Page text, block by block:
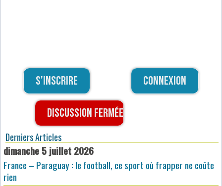
S'inscrire Connexion
Discussion fermée
Derniers Articles
dimanche 5 juillet 2026
France – Paraguay : le football, ce sport où frapper ne coûte
rien